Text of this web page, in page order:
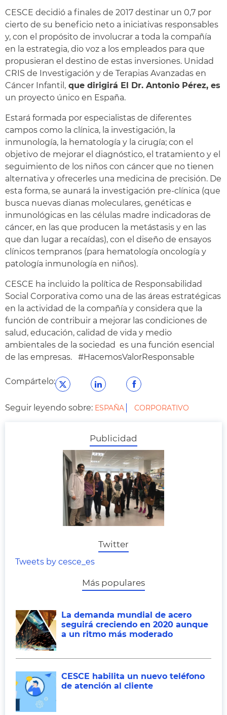
CESCE decidió a finales de 2017 destinar un 0,7 por
cierto de su beneficio neto a iniciativas responsables
y, con el propósito de involucrar a toda la compañía
en la estrategia, dio voz a los empleados para que
propusieran el destino de estas inversiones. Unidad
CRIS de Investigación y de Terapias Avanzadas en
Cáncer Infantil, que dirigirá El Dr. Antonio Pérez, es
un proyecto único en España.
Estará formada por especialistas de diferentes
campos como la clínica, la investigación, la
inmunología, la hematología y la cirugía; con el
objetivo de mejorar el diagnóstico, el tratamiento y el
seguimiento de los niños con cáncer que no tienen
alternativa y ofrecerles una medicina de precisión. De
esta forma, se aunará la investigación pre-clínica (que
busca nuevas dianas moleculares, genéticas e
inmunológicas en las células madre indicadoras de
cáncer, en las que producen la metástasis y en las
que dan lugar a recaídas), con el diseño de ensayos
clínicos tempranos (para hematología oncología y
patología inmunología en niños).
CESCE ha incluido la política de Responsabilidad
Social Corporativa como una de las áreas estratégicas
en la actividad de la compañía y considera que la
función de contribuir a mejorar las condiciones de
salud, educación, calidad de vida y medio
ambientales de la sociedad es una función esencial
de las empresas. #HacemosValorResponsable
Compártelo:
Seguir leyendo sobre: ESPAÑA CORPORATIVO
Publicidad
Twitter
Tweets by cesce_es
Más populares
La demanda mundial de acero
seguirá creciendo en 2020 aunque
a un ritmo más moderado
CESCE habilita un nuevo teléfono
de atención al cliente